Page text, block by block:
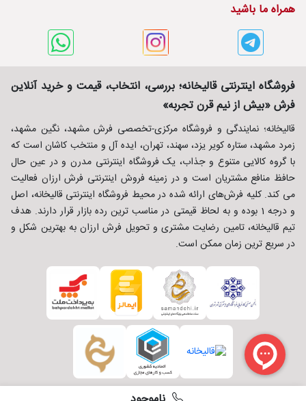
همراه ما باشید
فروشگاه اینترنتی قالیخانه؛ بررسی، انتخاب، قیمت و خرید آنلاین
فرش «بیش از نیم قرن تجربه»
قالیخانه؛ نمایندگی و فروشگاه مرکزی-تخصصی فرش مشهد، نگین مشهد،
زمرد مشهد، ستاره کویر یزد، سهند، تهران، ایده آل و منتخب کاشان است که
با گروه کالایی متنوع و جذاب، یک فروشگاه اینترنتی مدرن و در عین حال
حافظ منافع مشتریان است و در زمینه فروش اینترنتی فرش ارزان فعالیت
می کند. کلیه فرش‌های ارائه شده در محیط فروشگاه اینترنتی قالیخانه، اصل
و درجه 1 بوده و به لحاظ قیمتی در مناسب ترین رده بازار قرار دارند. هدف
تیم قالیخانه، تامین رضایت مشتری و تحویل فرش ارزان به بهترین شکل و
در سریع ترین زمان ممکن است.